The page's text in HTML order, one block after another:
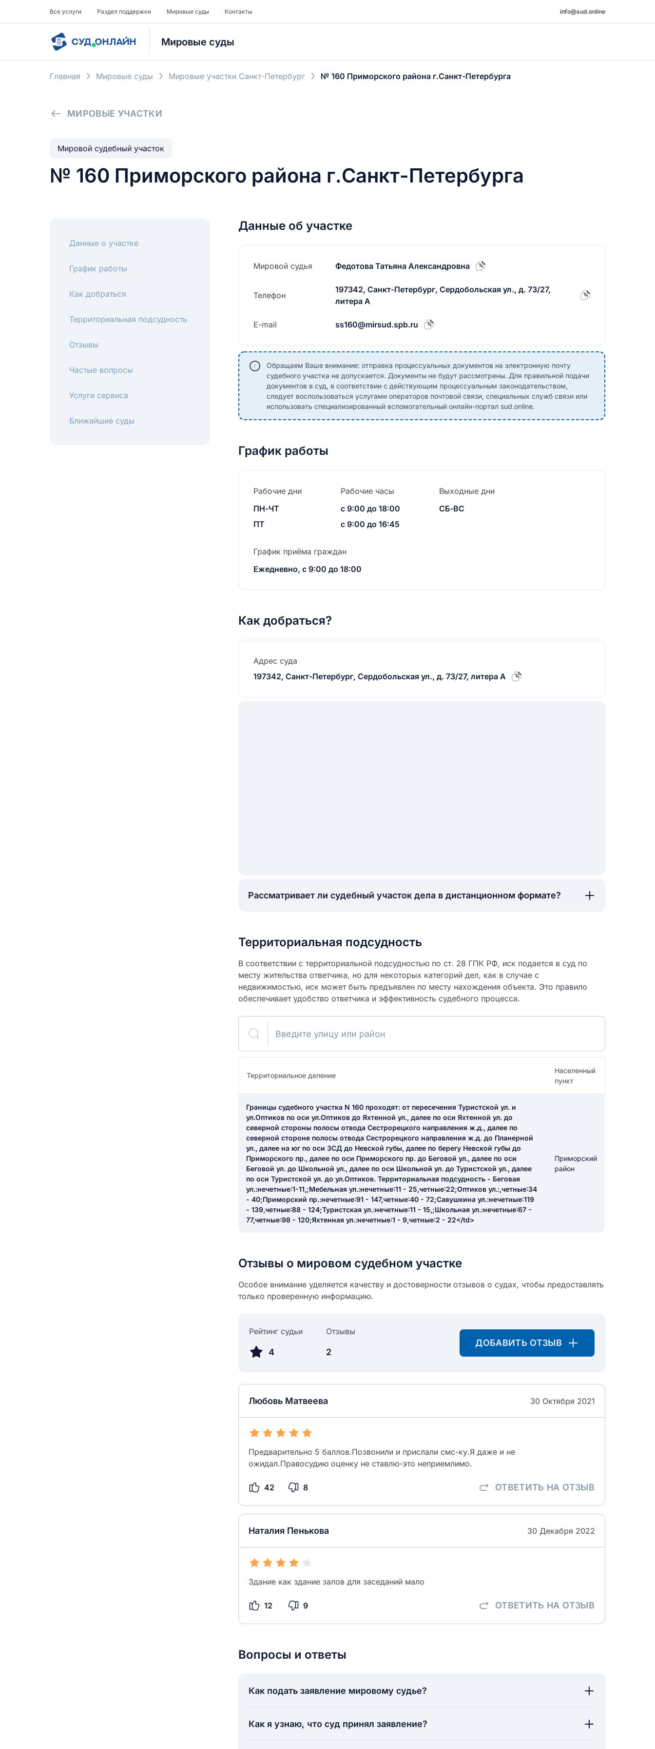
Все услуги Раздел поддержки Мировые суды Контакты info@sud.online
Мировые суды
Главная Мировые суды Мировые участки Санкт-Петербург № 160 Приморского района г.Санкт-Петербурга
МИРОВЫЕ УЧАСТКИ
Мировой судебный участок
№ 160 Приморского района г.Санкт-Петербурга
Данные о участке
График работы
Как добраться
Территориальная подсудность
Отзывы
Частые вопросы
Услуги сервиса
Ближайшие суды
Данные об участке
Мировой судья Федотова Татьяна Александровна
Телефон
197342, Санкт-Петербург, Сердобольская ул., д. 73/27,
литера А
E-mail ss160@mirsud.spb.ru
Обращаем Ваше внимание: отправка процессуальных документов на электронную почту
судебного участка не допускается. Документы не будут рассмотрены. Для правильной подачи
документов в суд, в соответствии с действующим процессуальным законодательством,
следует воспользоваться услугами операторов почтовой связи, специальных служб связи или
использовать специализированный вспомогательный онлайн-портал sud.online.
График работы
Рабочие дни
ПН-ЧТ
ПТ
Рабочие часы
с 9:00 до 18:00
с 9:00 до 16:45
Выходные дни
СБ-ВС
График приёма граждан
Ежедневно, с 9:00 до 18:00
Как добраться?
Адрес суда
197342, Санкт-Петербург, Сердобольская ул., д. 73/27, литера А
Рассматривает ли судебный участок дела в дистанционном формате?
Территориальная подсудность
В соответствии с территориальной подсудностью по ст. 28 ГПК РФ, иск подается в суд по
месту жительства ответчика, но для некоторых категорий дел, как в случае с
недвижимостью, иск может быть предъявлен по месту нахождения объекта. Это правило
обеспечивает удобство ответчика и эффективность судебного процесса.
Введите улицу или район
Территориальное деление
Населенный
пункт
Границы судебного участка N 160 проходят: от пересечения Туристской ул. и
ул.Оптиков по оси ул.Оптиков до Яхтенной ул., далее по оси Яхтенной ул. до
северной стороны полосы отвода Сестрорецкого направления ж.д., далее по
северной стороне полосы отвода Сестрорецкого направления ж.д. до Планерной
ул., далее на юг по оси ЗСД до Невской губы, далее по берегу Невской губы до
Приморского пр., далее по оси Приморского пр. до Беговой ул., далее по оси
Беговой ул. до Школьной ул., далее по оси Школьной ул. до Туристской ул., далее
по оси Туристской ул. до ул.Оптиков. Территориальная подсудность - Беговая
ул.:нечетные:1-11,;Мебельная ул.:нечетные:11 - 25,четные:22;Оптиков ул.:,четные:34
- 40;Приморский пр.:нечетные:91 - 147,четные:40 - 72;Савушкина ул.:нечетные:119
- 139,четные:88 - 124;Туристская ул.:нечетные:11 - 15,;Школьная ул.:нечетные:67 -
77,четные:98 - 120;Яхтенная ул.:нечетные:1 - 9,четные:2 - 22</td>
Приморский
район
Отзывы о мировом судебном участке
Особое внимание уделяется качеству и достоверности отзывов о судах, чтобы предоставлять
только проверенную информацию.
Рейтинг судьи
4
Отзывы
2
ДОБАВИТЬ ОТЗЫВ
Любовь Матвеева 30 Октября 2021
Предварительно 5 баллов.Позвонили и прислали смс-ку.Я даже и не
ожидал.Правосудию оценку не ставлю-это неприемлимо.
42 8 ОТВЕТИТЬ НА ОТЗЫВ
Наталия Пенькова 30 Декабря 2022
Здание как здание залов для заседаний мало
12 9 ОТВЕТИТЬ НА ОТЗЫВ
Как вы оцените судебный
разрешить публикацию отзыва
ОСТАВИТЬ ОТЗЫВ
Введите свое имя
Введите свой номер телефона
Ответ на отзыв
разрешить публикацию отзыва
Вопросы и ответы
Как подать заявление мировому судье?
Как я узнаю, что суд принял заявление?
Название населенного пункта
НАЙТИ МЕНЯ
СОХРАНИТЬ